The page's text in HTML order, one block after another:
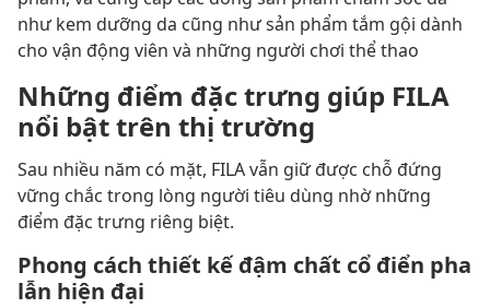
như kem dưỡng da cũng như sản phẩm tắm gội dành
cho vận động viên và những người chơi thể thao
Những điểm đặc trưng giúp FILA
nổi bật trên thị trường
Sau nhiều năm có mặt, FILA vẫn giữ được chỗ đứng
vững chắc trong lòng người tiêu dùng nhờ những
điểm đặc trưng riêng biệt.
Phong cách thiết kế đậm chất cổ điển pha
lẫn hiện đại